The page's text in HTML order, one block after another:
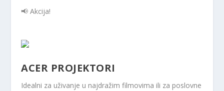
📢 Akcija!
ACER PROJEKTORI
Idealni za uživanje u najdražim filmovima ili za poslovne